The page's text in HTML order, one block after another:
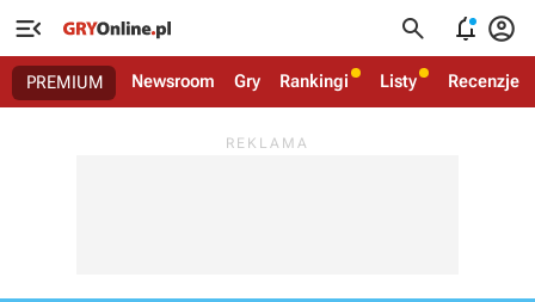
   
PREMIUM Newsroom Gry Rankingi Listy Recenzje